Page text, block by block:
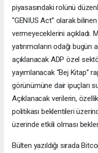
piyasasındaki rolünü
“GENIUS Act” olarak
vermeyeceklerini açıkladı.
yatırımcıların odağı
açıklanacak ADP özel
yayımlanacak “Bej Kitap”
görünümüne dair ipuçları
Açıklanacak verilerin,
politikası beklentileri
üzerinde etkili olması
Bülten yazıldığı sırada